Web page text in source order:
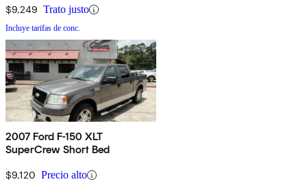
$9,249 Trato justo
Incluye tarifas de conc.
2007 Ford F-150 XLT
SuperCrew Short Bed
$9,120 Precio alto